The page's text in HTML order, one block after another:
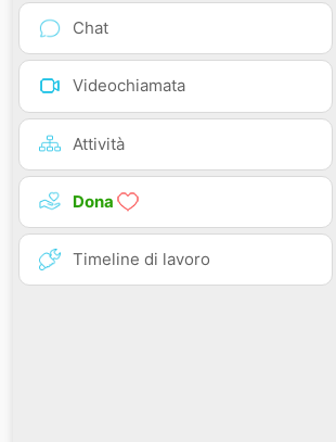
Chat
Videochiamata
Attività
Dona
Timeline di lavoro